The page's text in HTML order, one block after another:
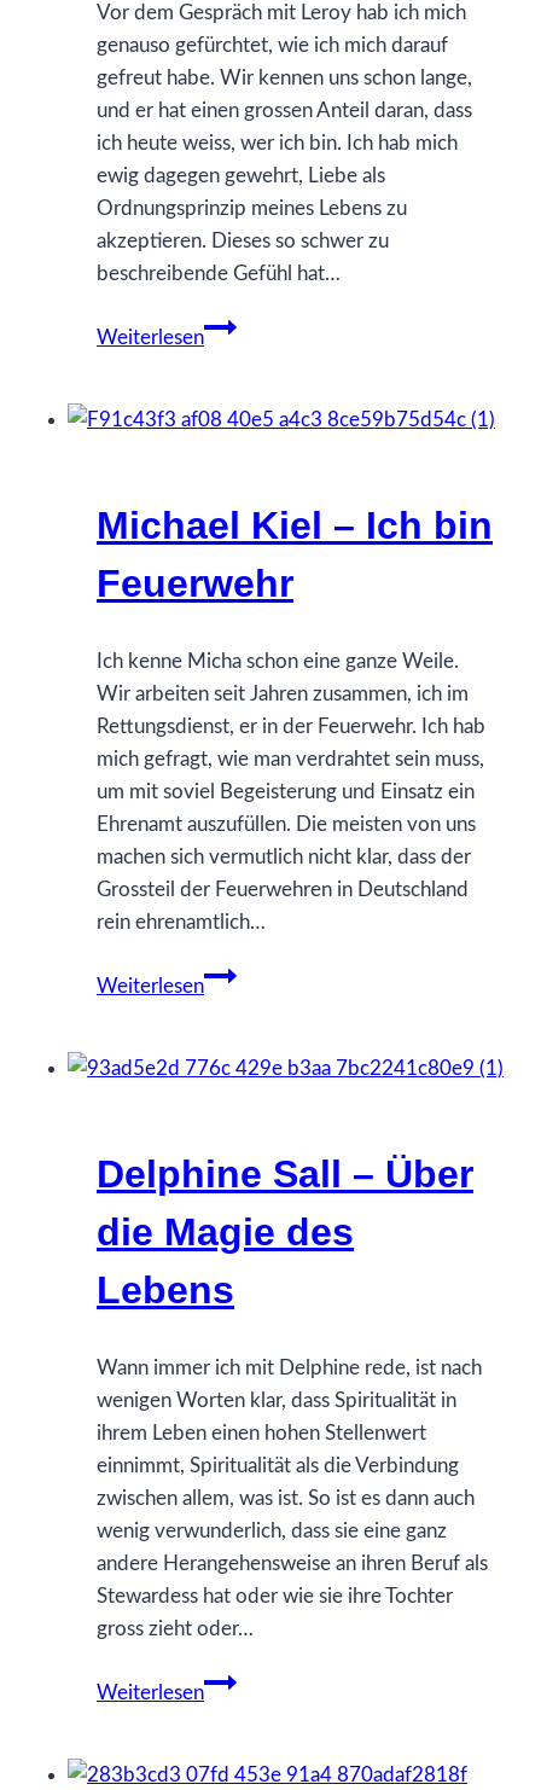
Vor dem Gespräch mit Leroy hab ich mich
genauso gefürchtet, wie ich mich darauf
gefreut habe. Wir kennen uns schon lange,
und er hat einen grossen Anteil daran, dass
ich heute weiss, wer ich bin. Ich hab mich
ewig dagegen gewehrt, Liebe als
Ordnungsprinzip meines Lebens zu
akzeptieren. Dieses so schwer zu
beschreibende Gefühl hat…
Weiterlesen
Leroy
Ich
Lösungen
finden
Michael Kiel – Ich bin
Feuerwehr
Ich kenne Micha schon eine ganze Weile.
Wir arbeiten seit Jahren zusammen, ich im
Rettungsdienst, er in der Feuerwehr. Ich hab
mich gefragt, wie man verdrahtet sein muss,
um mit soviel Begeisterung und Einsatz ein
Ehrenamt auszufüllen. Die meisten von uns
machen sich vermutlich nicht klar, dass der
Grossteil der Feuerwehren in Deutschland
rein ehrenamtlich…
Weiterlesen
Michael
Ich
Delphine Sall – Über
die Magie des
Lebens
Wann immer ich mit Delphine rede, ist nach
wenigen Worten klar, dass Spiritualität in
ihrem Leben einen hohen Stellenwert
einnimmt, Spiritualität als die Verbindung
zwischen allem, was ist. So ist es dann auch
wenig verwunderlich, dass sie eine ganz
andere Herangehensweise an ihren Beruf als
Stewardess hat oder wie sie ihre Tochter
gross zieht oder…
Weiterlesen
Delphine
Über